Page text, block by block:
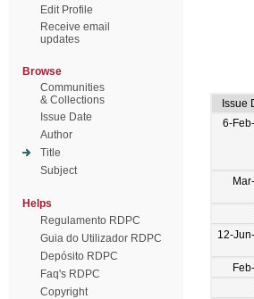
Edit Profile
Receive email
updates
Browse
Communities
& Collections
Issue Date
Author
Title
Subject
Helps
Regulamento RDPC
Guia do Utilizador RDPC
Depósito RDPC
Faq's RDPC
Copyright
Issue
6-
12-